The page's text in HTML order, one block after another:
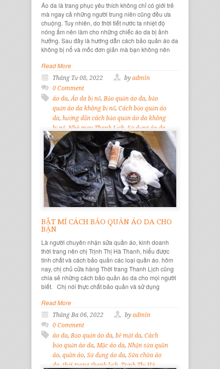
Áo da là trang phục yêu thích không chỉ có giới trẻ
mà ngay cả những người trung niên cũng đều ưa
chuộng. Tuy nhiên, do thời tiết nước ta nhiệt độ
nóng ẩm nên làm cho những chiếc áo da bị ảnh
hưởng. Sau đây là hướng dẫn cách bảo quản áo da
không bị nổ và mốc đơn giản mà bạn không nên
Read More
Tháng Tư 08, 2022 by admin
0 Comment
áo da, Áo da bị nổ, Bảo quản áo da, bảo
quản áo da không bị nổ, Cách bảo quản áo
da, hướng dẫn cách bảo quản áo da không
bị nổ, Nhà may Thanh Lịch Sử dụng áo da
thời trang thanh lịch
BẬT MÍ CÁCH BẢO QUẢN ÁO DA CHO
BẠN
Là người chuyên nhận sửa quần áo, kinh doanh
thời trang nên chị Trịnh Thị Hà Thanh, hiểu được
tính chất và cách bảo quản các loại quần áo. hôm
nay, chị chủ cửa hàng Thời trang Thanh Lịch cũng
chia sẻ những cách bảo quản áo da cho mọi người
biết. Chị nói thực chất bảo quản và sử dụng
Read More
Tháng Ba 06, 2022 by admin
0 Comment
áo da, Bảo quản áo da, bề mặt da, Cách
bảo quản áo da, Mặc áo da, Nhận sửa quần
áo, quần áo, Sử dụng áo da, Sữa chữa áo
da thời trang thanh lịch Trịnh Thị Hà